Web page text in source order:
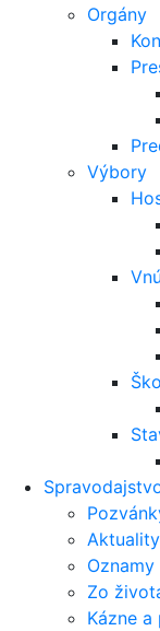
Orgány
Výbory
Aktuality
Oznamy
Zo
Kázne